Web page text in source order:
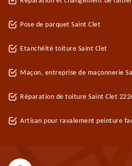
Pose de parquet Saint Clet
Etanchéité toiture Saint Clet
Maçon, entreprise de maçonnerie
Réparation de toiture Saint Clet
Artisan pour ravalement peinture